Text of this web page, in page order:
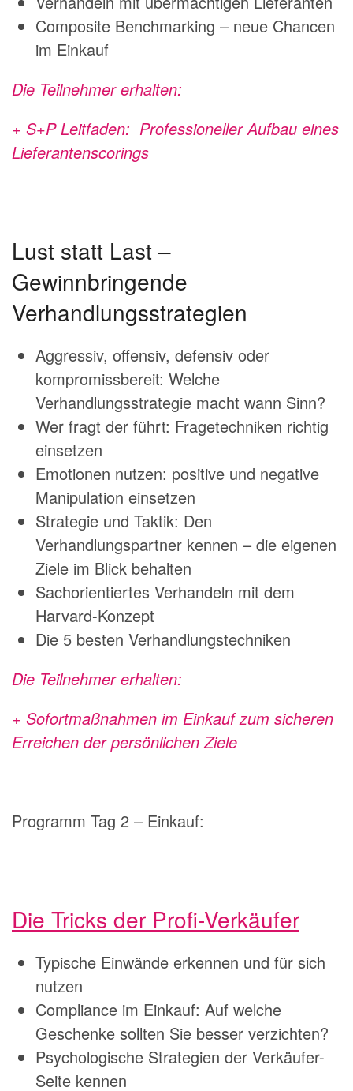
Composite Benchmarking – neue Chancen
im Einkauf
Die Teilnehmer erhalten:
+ S+P Leitfaden: Professioneller Aufbau eines
Lieferantenscorings
Lust statt Last –
Gewinnbringende
Verhandlungsstrategien
Aggressiv, offensiv, defensiv oder
kompromissbereit: Welche
Verhandlungsstrategie macht wann Sinn?
Wer fragt der führt: Fragetechniken richtig
einsetzen
Emotionen nutzen: positive und negative
Manipulation einsetzen
Strategie und Taktik: Den
Verhandlungspartner kennen – die eigenen
Ziele im Blick behalten
Sachorientiertes Verhandeln mit dem
Harvard-Konzept
Die 5 besten Verhandlungstechniken
Die Teilnehmer erhalten:
+ Sofortmaßnahmen im Einkauf zum sicheren
Erreichen der persönlichen Ziele
Programm Tag 2 – Einkauf:
Die Tricks der Profi-Verkäufer
Typische Einwände erkennen und für sich
nutzen
Compliance im Einkauf: Auf welche
Geschenke sollten Sie besser verzichten?
Psychologische Strategien der Verkäufer-
Seite kennen